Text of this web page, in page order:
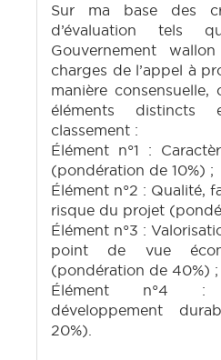
Sur ma base des
d’évaluation tels
Gouvernement
charges de l’appel à
manière
éléments
classement :
Élément n°1 :
(pondération de 10%) ;
Élément n°2 : Qualité,
risque du projet
Élément n°3 :
point de vue
(pondération de 40%) ;
Élément n°4 :
développement
20%).